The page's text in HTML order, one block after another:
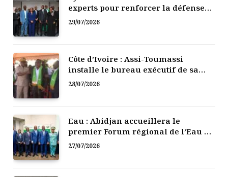
experts pour renforcer la défense
numérique de la Côte d’Ivoire
29/07/2026
Côte d’Ivoire : Assi-Toumassi
installe le bureau exécutif de sa
mutuelle de développement
28/07/2026
Eau : Abidjan accueillera le
premier Forum régional de l’Eau de
l’Afrique de l’Ouest
27/07/2026